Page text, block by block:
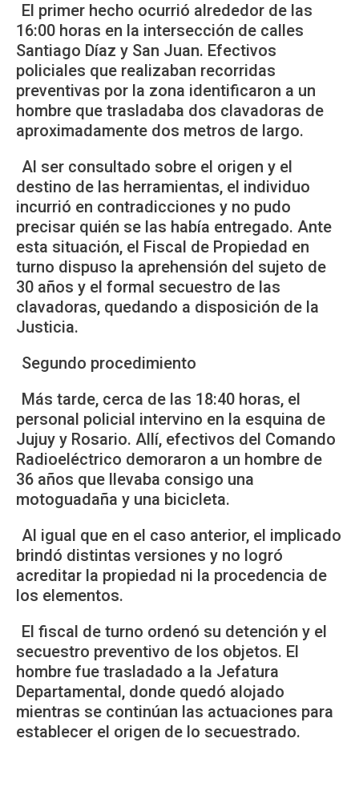
El primer hecho ocurrió alrededor de las
16:00 horas en la intersección de calles
Santiago Díaz y San Juan. Efectivos
policiales que realizaban recorridas
preventivas por la zona identificaron a un
hombre que trasladaba dos clavadoras de
aproximadamente dos metros de largo.
Al ser consultado sobre el origen y el
destino de las herramientas, el individuo
incurrió en contradicciones y no pudo
precisar quién se las había entregado. Ante
esta situación, el Fiscal de Propiedad en
turno dispuso la aprehensión del sujeto de
30 años y el formal secuestro de las
clavadoras, quedando a disposición de la
Justicia.
Segundo procedimiento
Más tarde, cerca de las 18:40 horas, el
personal policial intervino en la esquina de
Jujuy y Rosario. Allí, efectivos del Comando
Radioeléctrico demoraron a un hombre de
36 años que llevaba consigo una
motoguadaña y una bicicleta.
Al igual que en el caso anterior, el implicado
brindó distintas versiones y no logró
acreditar la propiedad ni la procedencia de
los elementos.
El fiscal de turno ordenó su detención y el
secuestro preventivo de los objetos. El
hombre fue trasladado a la Jefatura
Departamental, donde quedó alojado
mientras se continúan las actuaciones para
establecer el origen de lo secuestrado.